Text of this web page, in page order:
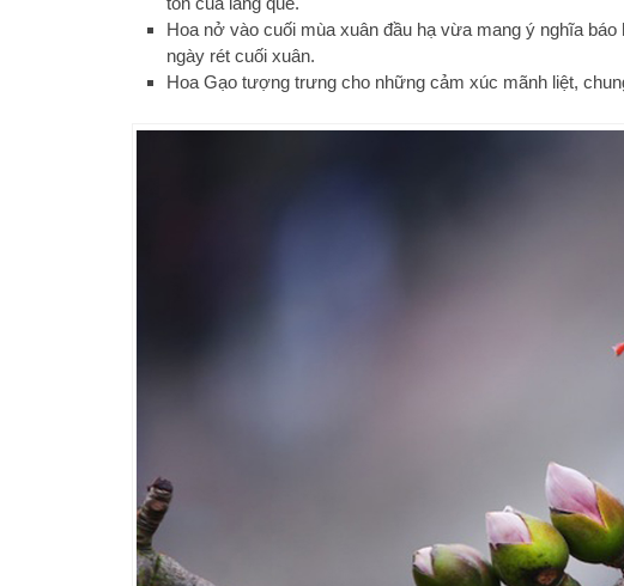
Hoa nở vào cuối mùa xuân đầu hạ vừa mang ý nghĩa
ngày rét cuối xuân.
Hoa Gạo tượng trưng cho những cảm xúc mãnh liệt,